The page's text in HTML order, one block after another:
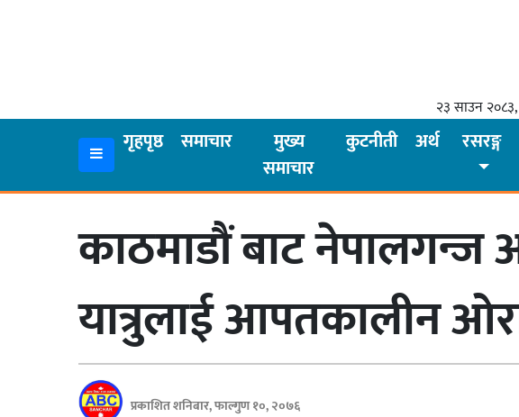
२३ साउन
गृहपृष्ठ समाचार
मुख्य
समाचार
कुटनीती अर्थ रसरङ्ग
समाचार
काठमाडौं बाट
यात्रुलाई आपतकालीन
प्रकाशित शनिबार, फाल्गुण १०, २०७६